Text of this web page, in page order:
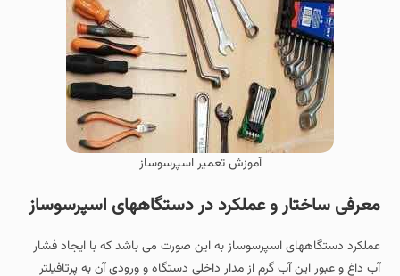
آموزش تعمیر اسپرسوساز
معرفی ساختار و عملکرد در دستگاههای اسپرسوساز
عملکرد دستگاههای اسپرسوساز به این صورت می باشد که با ایجاد فشار
آب داغ و عبور این آب گرم از مدار داخلی دستگاه و ورودی آن به پرتافیلتر